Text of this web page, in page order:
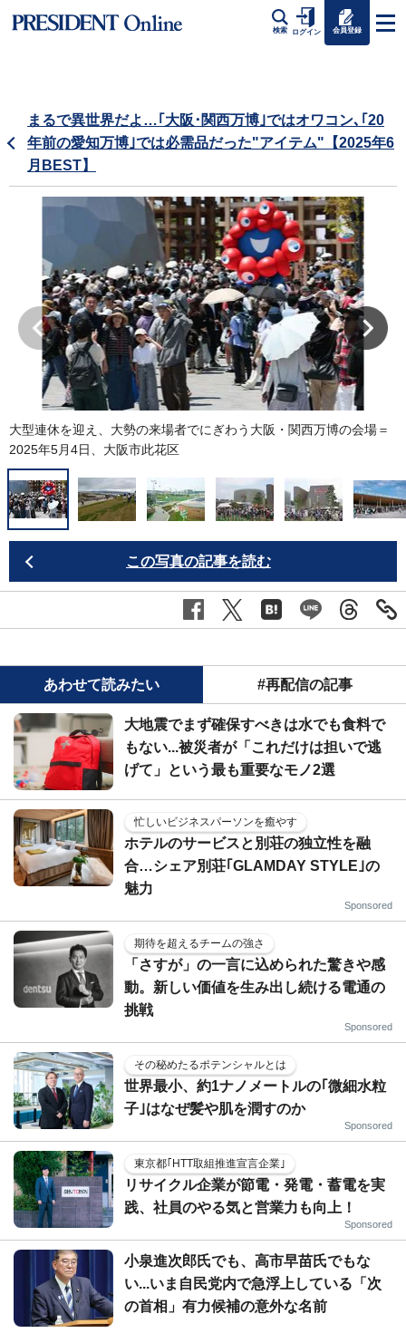
検索 ログイン 会員登録
まるで異世界だよ…｢大阪･関西万博｣ではオワコン､｢20
年前の愛知万博｣では必需品だった"アイテム"【2025年6
月BEST】
大型連休を迎え、大勢の来場者でにぎわう大阪・関西万博の会場＝
2025年5月4日、大阪市此花区
この写真の記事を読む
あわせて読みたい #再配信の記事
大地震でまず確保すべきは水でも食料で
もない...被災者が「これだけは担いで逃
げて」という最も重要なモノ2選
忙しいビジネスパーソンを癒やす
ホテルのサービスと別荘の独立性を融
合…シェア別荘｢GLAMDAY STYLE｣の
魅力
Sponsored
期待を超えるチームの強さ
「さすが」の一言に込められた驚きや感
動。新しい価値を生み出し続ける電通の
挑戦
Sponsored
その秘めたるポテンシャルとは
世界最小、約1ナノメートルの｢微細水粒
子｣はなぜ髪や肌を潤すのか
Sponsored
東京都｢HTT取組推進宣言企業｣
リサイクル企業が節電・発電・蓄電を実
践、社員のやる気と営業力も向上！
Sponsored
小泉進次郎氏でも、高市早苗氏でもな
い...いま自民党内で急浮上している「次
の首相」有力候補の意外な名前